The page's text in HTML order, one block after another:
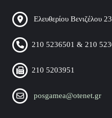
Ελευθερίου Βενιζέλου
210 5236501 & 210
210 5203951
posgamea@otenet.gr